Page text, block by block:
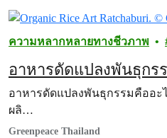
ความหลากหลายทางชีวภาพ
อาหารดัดแปลงพันธุกร
อาหารดัดแปลงพันธุกรรมคืออะ
ผลิ…
Greenpeace Thailand